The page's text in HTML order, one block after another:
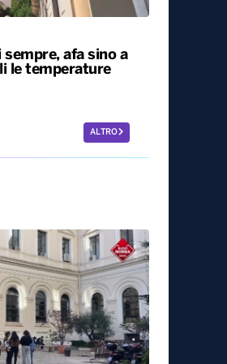
sempre, afa sino a
le temperature
ALTRO